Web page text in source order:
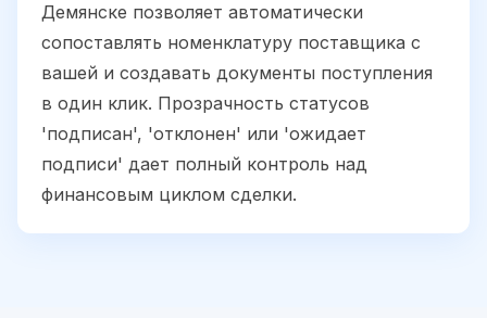
Демянске позволяет автоматически
сопоставлять номенклатуру поставщика с
вашей и создавать документы поступления
в один клик. Прозрачность статусов
'подписан', 'отклонен' или 'ожидает
подписи' дает полный контроль над
финансовым циклом сделки.